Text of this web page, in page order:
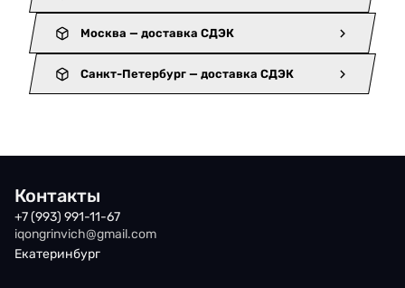
Москва — доставка СДЭК
Санкт-Петербург — доставка СДЭК
Контакты
+7 (993) 991-11-67
iqongrinvich@gmail.com
Екатеринбург